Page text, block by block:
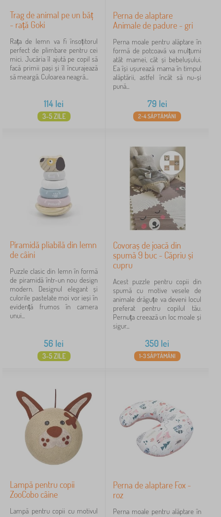
Trag de animal pe un băț
- rață Goki
Rața de lemn va fi însoțitorul
perfect de plimbare pentru cei
mici. Jucăria îl ajută pe copil să
facă primii pași și îl încurajează
să meargă. Culoarea neagră...
114 lei
3-5 ZILE
Perna de alaptare
Animale de padure - gri
Perna moale pentru alăptare în
formă de potcoavă va mulțumi
atât mamei, cât și bebelușului.
Ea își ușurează mama în timpul
alăptării, astfel încât să nu-și
pună...
79 lei
2-4 SĂPTĂMÂNI
Piramidă pliabilă din lemn
de câini
Puzzle clasic din lemn în formă
de piramidă într-un nou design
modern. Designul elegant și
culorile pastelate moi vor ieși în
evidență frumos în camera
unui...
56 lei
3-5 ZILE
Covoraș de joacă din
spumă 9 buc - Căpriu și
cupru
Acest puzzle pentru copii din
spumă cu motive vesele de
animale drăguțe va deveni locul
preferat pentru copilul tău.
Pernuța creează un loc moale și
sigur...
350 lei
1-3 SĂPTĂMÂNI
Lampă pentru copii
ZooCobo câine
Lampă pentru copii cu motivul
Perna de alaptare Fox -
roz
Perna moale pentru alăptare în